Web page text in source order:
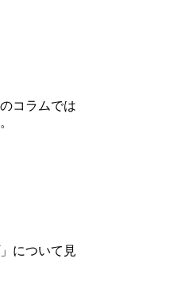
コラムでは
について見